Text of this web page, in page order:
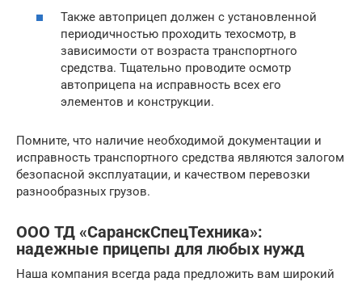
Также автоприцеп должен с установленной
периодичностью проходить техосмотр, в
зависимости от возраста транспортного
средства. Тщательно проводите осмотр
автоприцепа на исправность всех его
элементов и конструкции.
Помните, что наличие необходимой документации и
исправность транспортного средства являются залогом
безопасной эксплуатации, и качеством перевозки
разнообразных грузов.
ООО ТД «СаранскСпецТехника»:
надежные прицепы для любых нужд
Наша компания всегда рада предложить вам широкий